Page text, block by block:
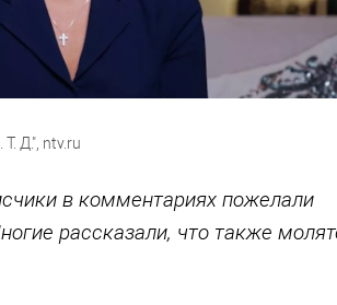
Д.", ntv.ru
в комментариях пожелали
рассказали, что также